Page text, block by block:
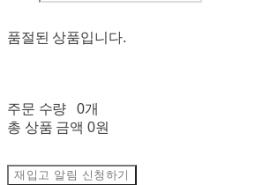
품절된 상품입니다.
주문 수량
0개
총 상품 금액 0원
재입고 알림 신청하기